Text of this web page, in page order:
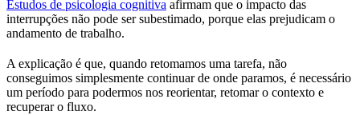
Estudos de psicologia cognitiva afirmam que o impacto das
interrupções não pode ser subestimado, porque elas prejudicam o
andamento de trabalho.
A explicação é que, quando retomamos uma tarefa, não
conseguimos simplesmente continuar de onde paramos, é necessário
um período para podermos nos reorientar, retomar o contexto e
recuperar o fluxo.